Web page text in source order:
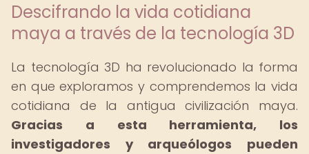
Descifrando la vida cotidiana
maya a través de la tecnología 3D
La tecnología 3D ha revolucionado la forma
en que exploramos y comprendemos la vida
cotidiana de la antigua civilización maya.
Gracias a esta herramienta, los
investigadores y arqueólogos pueden